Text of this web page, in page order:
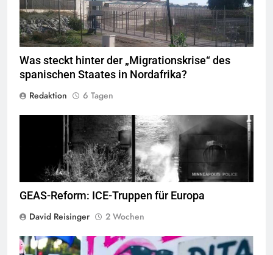
Was steckt hinter der „Migrationskrise“ des
spanischen Staates in Nordafrika?
Redaktion
6 Tagen
George Floyd Aufstand © Chad Davis.jpg
GEAS-Reform: ICE-Truppen für Europa
David Reisinger
2 Wochen
Flamingo revolucioni © Daniel Olivenbaum